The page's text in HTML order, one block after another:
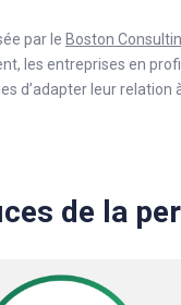
par le Boston
les entreprises en
d’adapter leur
de la